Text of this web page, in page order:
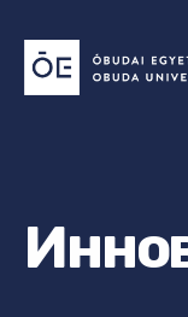
content